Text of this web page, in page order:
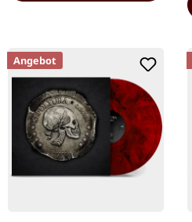
Angebot